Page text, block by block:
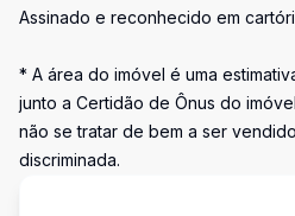
Assinado e reconhecido em
* A área do imóvel é uma
junto a Certidão de Ônus do
não se tratar de bem a ser
discriminada.